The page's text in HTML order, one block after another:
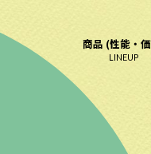
商品 (性能・
LINEUP